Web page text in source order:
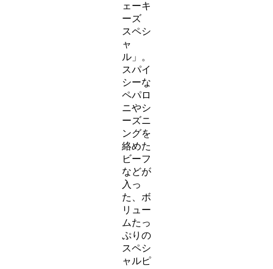
ェーキ
ーズ
スペシ
ャ
ル」。
スパイ
シーな
ペパロ
ニやシ
ーズニ
ングを
絡めた
ビーフ
などが
入っ
た、ボ
リュー
ムたっ
ぷりの
スペシ
ャルピ